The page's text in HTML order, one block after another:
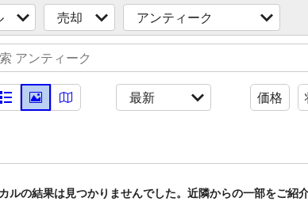
売却 アンティーク
最新 価格
ルの結果は見つかりませんでした。近隣からの一部をご紹